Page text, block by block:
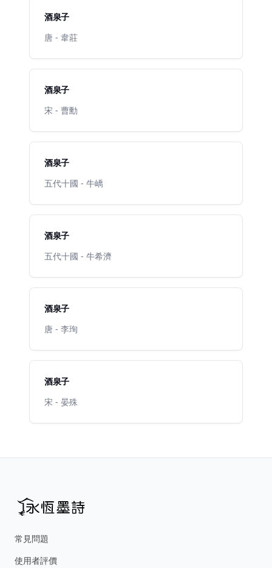
酒泉子
唐 - 韋莊
酒泉子
宋 - 曹勳
酒泉子
五代十國 - 牛嶠
酒泉子
五代十國 - 牛希濟
酒泉子
唐 - 李珣
酒泉子
宋 - 晏殊
常見問題
使用者評價